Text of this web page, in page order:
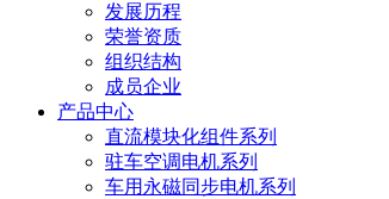
发展历程
荣誉资质
组织结构
成员企业
产品中心
直流模块化组件系列
驻车空调电机系列
车用永磁同步电机系列